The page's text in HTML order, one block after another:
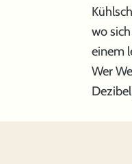
wo
einem
Wer